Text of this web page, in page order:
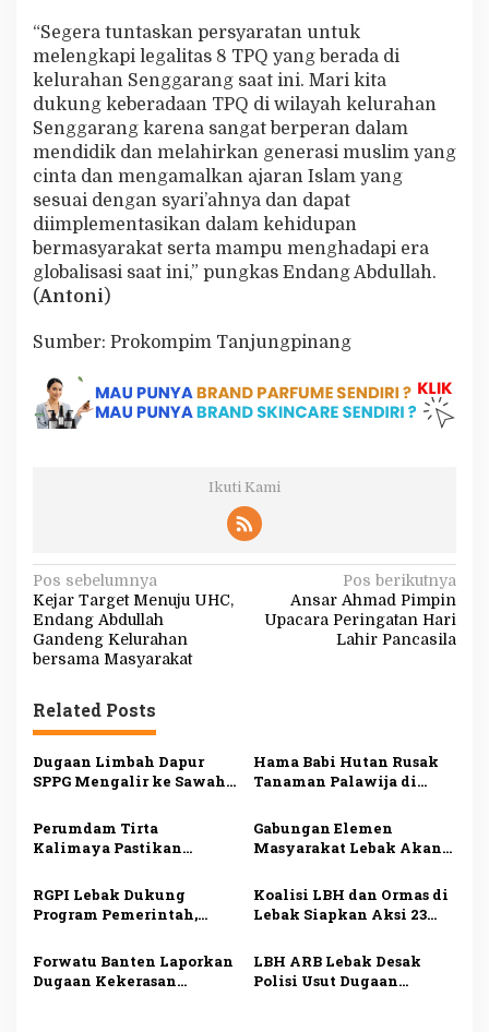
“Segera tuntaskan persyaratan untuk
melengkapi legalitas 8 TPQ yang berada di
kelurahan Senggarang saat ini. Mari kita
dukung keberadaan TPQ di wilayah kelurahan
Senggarang karena sangat berperan dalam
mendidik dan melahirkan generasi muslim yang
cinta dan mengamalkan ajaran Islam yang
sesuai dengan syari’ahnya dan dapat
diimplementasikan dalam kehidupan
bermasyarakat serta mampu menghadapi era
globalisasi saat ini,” pungkas Endang Abdullah.
(Antoni)
Sumber: Prokompim Tanjungpinang
Ikuti Kami
N
a
v
i
g
a
s
i
p
o
s
Pos sebelumnya
Kejar Target Menuju UHC,
Endang Abdullah
Gandeng Kelurahan
bersama Masyarakat
Pos berikutnya
Ansar Ahmad Pimpin
Upacara Peringatan Hari
Lahir Pancasila
Related Posts
Dugaan Limbah Dapur
SPPG Mengalir ke Sawah
Investigasi Minta
Pemeriksaan Menyeluruh
Hama Babi Hutan Rusak
Tanaman Palawija di
hingga Puluhan Juta
Rupiah
Perumdam Tirta
Kalimaya Pastikan
33.000 Pelanggan di Lebak
Tetap Lancar saat
Kemarau
Gabungan Elemen
Masyarakat Lebak Akan
PDI Perjuangan, Bawa
Lima Tuntutan
RGPI Lebak Dukung
Program Pemerintah,
Kelola demi
Kesejahteraan Rakyat
Koalisi LBH dan Ormas di
Lebak Siapkan Aksi 23
Mundur
Forwatu Banten Laporkan
Dugaan Kekerasan
LBH ARB Lebak Desak
Polisi Usut Dugaan